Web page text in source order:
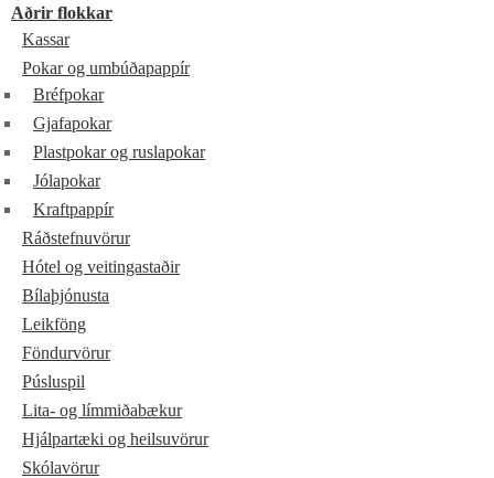
Aðrir flokkar
Kassar
Pokar og umbúðapappír
Bréfpokar
Gjafapokar
Plastpokar og ruslapokar
Jólapokar
Kraftpappír
Ráðstefnuvörur
Hótel og veitingastaðir
Bílaþjónusta
Leikföng
Föndurvörur
Púsluspil
Lita- og límmiðabækur
Hjálpartæki og heilsuvörur
Skólavörur